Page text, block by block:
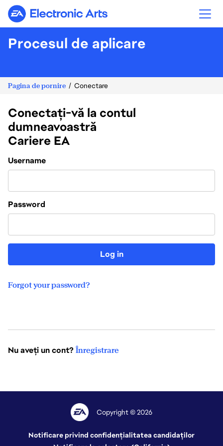
Electronic Arts
Procesul de aplicare
Pagina de pornire Conectare
Conectați-vă la contul
dumneavoastră
Cariere EA
Login
Username
Password
Log in
Forgot your password?
Nu aveți un cont? Înregistrare
Copyright © 2026
Notificare privind confidențialitatea candidaților